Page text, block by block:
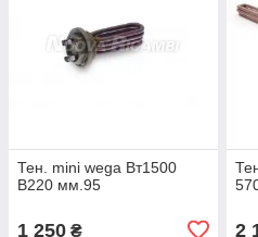
Тен. mini wega Вт1500
В220 мм.95
1 250 ₴ 2